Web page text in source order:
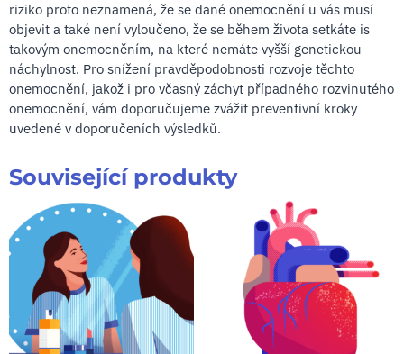
riziko proto neznamená, že se dané onemocnění u vás musí
objevit a také není vyloučeno, že se během života setkáte is
takovým onemocněním, na které nemáte vyšší genetickou
náchylnost. Pro snížení pravděpodobnosti rozvoje těchto
onemocnění, jakož i pro včasný záchyt případného rozvinutého
onemocnění, vám doporučujeme zvážit preventivní kroky
uvedené v doporučeních výsledků.
Související produkty